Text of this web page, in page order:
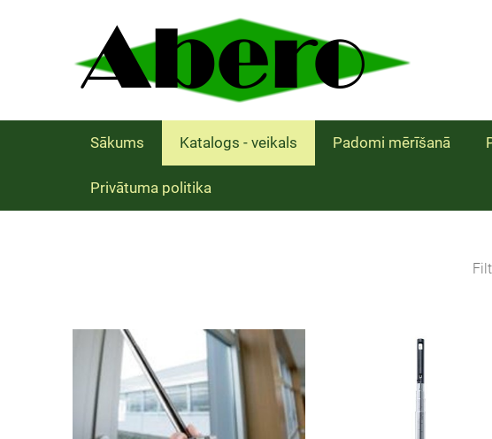
Sākums Katalogs - veikals Padomi mērīšanā
Privātuma politika